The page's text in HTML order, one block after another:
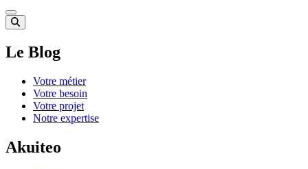
Le Blog
Votre métier
Votre besoin
Votre projet
Notre expertise
Akuiteo